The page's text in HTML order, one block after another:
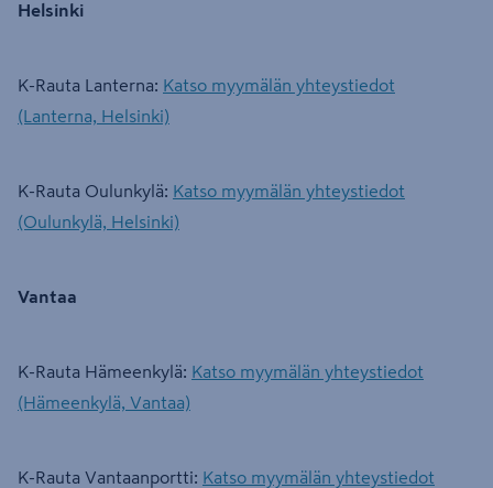
Helsinki
K-Rauta Lanterna: Katso myymälän yhteystiedot
(Lanterna, Helsinki)
K-Rauta Oulunkylä: Katso myymälän yhteystiedot
(Oulunkylä, Helsinki)
Vantaa
K-Rauta Hämeenkylä: Katso myymälän yhteystiedot
(Hämeenkylä, Vantaa)
K-Rauta Vantaanportti: Katso myymälän yhteystiedot